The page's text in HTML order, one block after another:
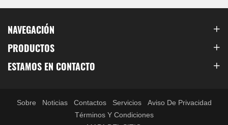
NAVEGACIÓN
PRODUCTOS
ESTAMOS EN CONTACTO
Sobre Noticias Contactos Servicios
Aviso De Privacidad
Términos Y Condiciones